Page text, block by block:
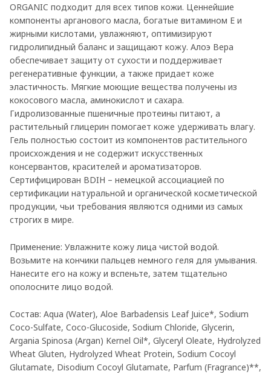
ORGANIC подходит для всех типов кожи. Ценнейшие
компоненты арганового масла, богатые витамином Е и
жирными кислотами, увлажняют, оптимизируют
гидролипидный баланс и защищают кожу. Алоэ Вера
обеспечивает защиту от сухости и поддерживает
регенеративные функции, а также придает коже
эластичность. Мягкие моющие вещества получены из
кокосового масла, аминокислот и сахара.
Гидролизованные пшеничные протеины питают, а
растительный глицерин помогает коже удерживать влагу.
Гель полностью состоит из компонентов растительного
происхождения и не содержит искусственных
консервантов, красителей и ароматизаторов.
Сертифицирован BDIH – немецкой ассоциацией по
сертификации натуральной и органической косметической
продукции, чьи требования являются одними из самых
строгих в мире.
Применение: Увлажните кожу лица чистой водой.
Возьмите на кончики пальцев немного геля для умывания.
Нанесите его на кожу и вспеньте, затем тщательно
ополосните лицо водой.
Состав: Aqua (Water), Aloe Barbadensis Leaf Juice*, Sodium
Coco-Sulfate, Coco-Glucoside, Sodium Chloride, Glycerin,
Argania Spinosa (Argan) Kernel Oil*, Glyceryl Oleate, Hydrolyzed
Wheat Gluten, Hydrolyzed Wheat Protein, Sodium Cocoyl
Glutamate, Disodium Cocoyl Glutamate, Parfum (Fragrance)**,